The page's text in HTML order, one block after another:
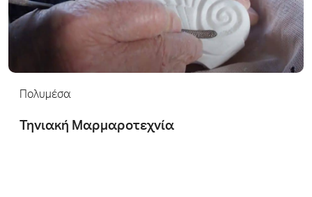
Πολυμέσα
Τηνιακή Μαρμαροτεχνία